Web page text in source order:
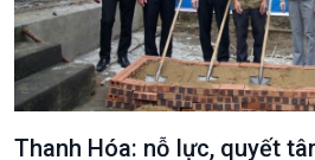
Thanh Hóa: nỗ lực, quyết